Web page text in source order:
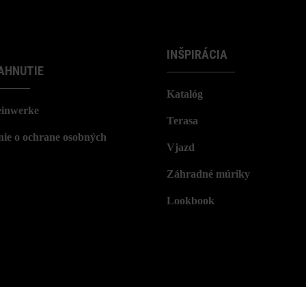
o ochrane osobných
INŠPIRÁCIA
Katalóg
Terasa
Vjazd
Záhradné múriky
Lookbook